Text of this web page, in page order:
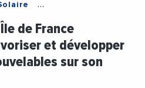
solaires
#Transition Écologique
#Valérie Pecresse
de France
et développer
sur son